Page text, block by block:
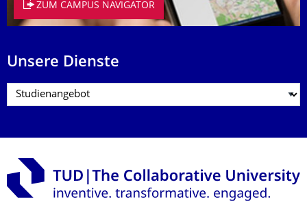
ZUM CAMPUS NAVIGATOR
Unsere Dienste